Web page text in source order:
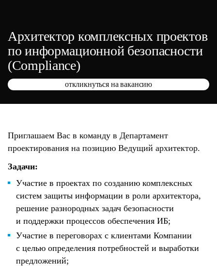
Архитектор комплексных проектов
по информационной безопасности
(Compliance)
откликнуться на вакансию
Приглашаем Вас в команду в Департамент
проектирования на позицию Ведущий архитектор.
Задачи:
Участие в проектах по созданию комплексных
систем защиты информации в роли архитектора,
решение разнородных задач безопасности
и поддержки процессов обеспечения ИБ;
Участие в переговорах с клиентами Компании
с целью определения потребностей и выработки
предложений;